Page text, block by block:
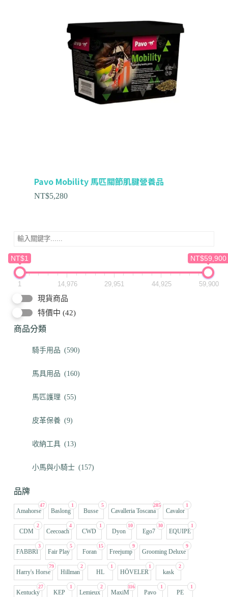
NT$1 NT$59,900
1 14,976 29,951 44,925 59,900
現貨商品
特價中 (42)
商品分類
騎手用品 (590)
馬具用品 (160)
馬匹護理 (55)
皮革保養 (9)
收納工具 (13)
小馬與小騎士 (157)
品牌
47
Amahorse
1
Baslong
5
Busse
285
Cavalleria Toscana
1
Cavalor
2
CDM
4
Ceecoach
1
CWD
10
Dyon
30
Ego7
1
EQUIPE
3
FABBRI
5
Fair Play
15
Foran
9
Freejump
9
Grooming Deluxe
79
Harry's Horse
2
Hillman
1
HL
1
HÖVELER
2
kask
27
Kentucky
1
KEP
2
Lemieux
116
MaxiM
1
Pavo
1
PE
Pavo Mobility 馬匹關節肌腱營養品
NT$5,280